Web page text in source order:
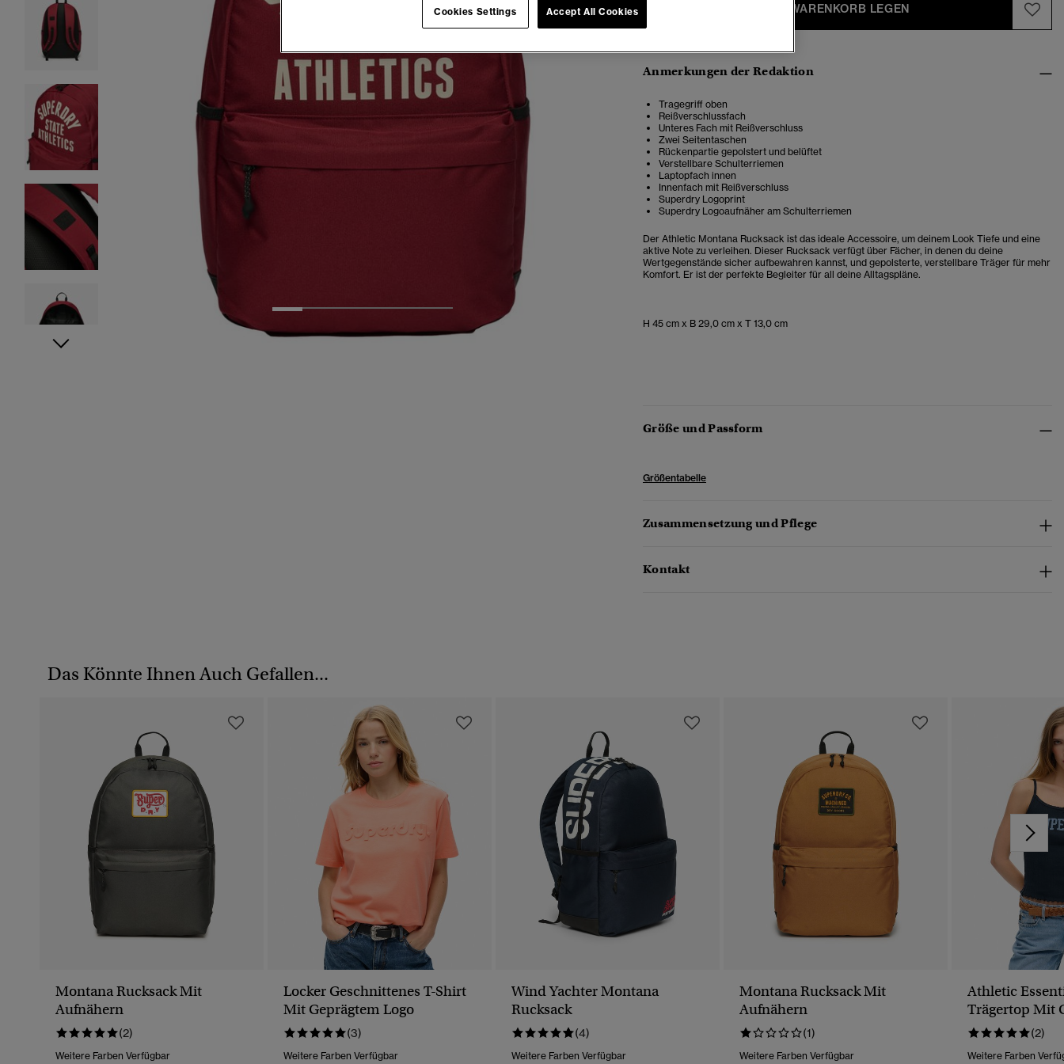
IN DEN WARENKORB LEGEN
Anmerkungen der Redaktion
Tragegriff oben
Reißverschlussfach
Unteres Fach mit Reißverschluss
Zwei Seitentaschen
Rückenpartie gepolstert und belüftet
Verstellbare Schulterriemen
Laptopfach innen
Innenfach mit Reißverschluss
Superdry Logoprint
Superdry Logoaufnäher am Schulterriemen
Der Athletic Montana Rucksack ist das ideale Accessoire, um deinem Look Tiefe und eine
aktive Note zu verleihen. Dieser Rucksack verfügt über Fächer, in denen du deine
Wertgegenstände sicher aufbewahren kannst, und gepolsterte, verstellbare Träger für mehr
Komfort. Er ist der perfekte Begleiter für all deine Alltagspläne.
H 45 cm x B 29,0 cm x T 13,0 cm
Größe und Passform
Größentabelle
Zusammensetzung und Pflege
Kontakt
Das Könnte Ihnen Auch Gefallen...
Montana Rucksack Mit
Aufnähern
(2)
Weitere Farben Verfügbar
Locker Geschnittenes T-Shirt
Mit Geprägtem Logo
(3)
Weitere Farben Verfügbar
Wind Yachter Montana
Rucksack
(4)
Weitere Farben Verfügbar
Montana Rucksack Mit
Aufnähern
(1)
Weitere Farben Verfügbar
Athletic
Trägertop Mit
(2)
Weitere Farben
Accept All Cookies
Cookies Settings